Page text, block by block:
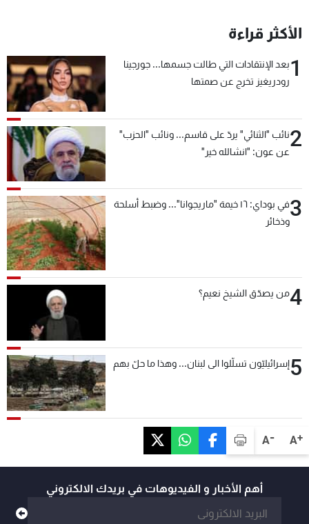
A+
A-
الأكثر قراءة
1بعد الإنتقادات التي طالت جسمها... جورجينا
رودريغيز تخرج عن صمتها
2نائب "الثنائي" يردّ على قاسم... ونائب "الحزب"
عن عون: "انشالله خير"
3
في بوداي: ١٦ خيمة "ماريجوانا"... وضبط أسلحة
وذخائر
4من يصدّق الشيخ نعيم؟
5إسرائيليّون تسلّلوا الى لبنان... وهذا ما حلّ بهم
أهم الأخبار و الفيديوهات في بريدك الالكتروني